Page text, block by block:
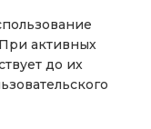
активных
до их